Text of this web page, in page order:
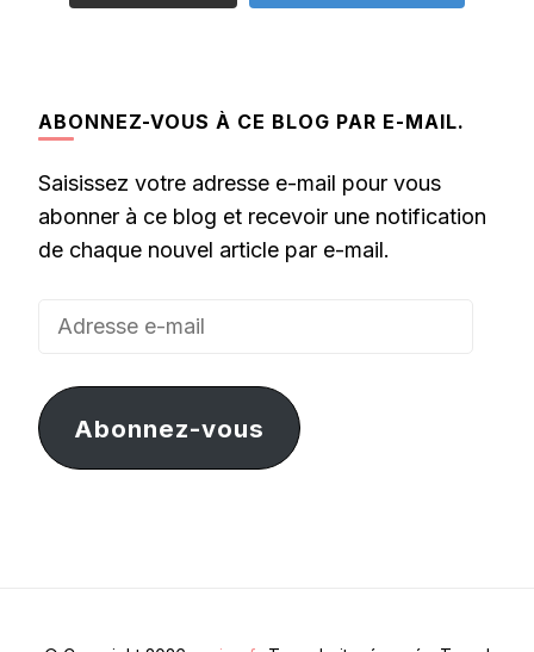
ABONNEZ-VOUS À CE BLOG PAR E-MAIL.
Saisissez votre adresse e-mail pour vous
abonner à ce blog et recevoir une notification
de chaque nouvel article par e-mail.
Adresse
mail
Abonnez-vous